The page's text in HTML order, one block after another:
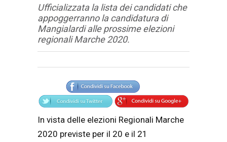
Ufficializzata la lista dei candidati che
appoggerranno la candidatura di
Mangialardi alle prossime elezioni
regionali Marche 2020.
Articolo
Testo articolo principale
In vista delle elezioni Regionali Marche
2020 previste per il 20 e il 21